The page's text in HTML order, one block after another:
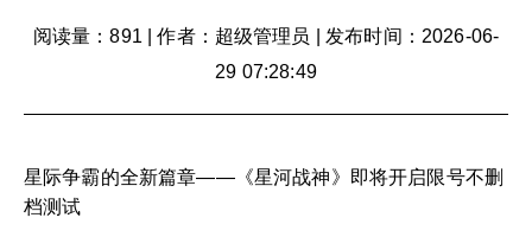
阅读量：891 |作者：超级管理员
发布时间：2026-06-
29 07:28:49
星际争霸的全新篇章——《星河战神》即将开启限号不删
档测试